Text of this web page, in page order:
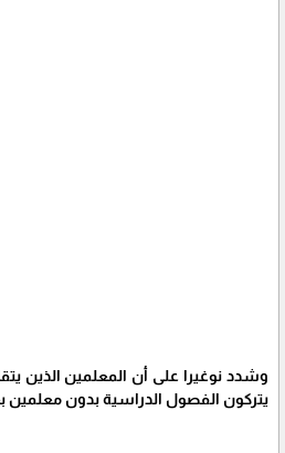
وشدد نوغيرا على أن المعلمين الذين
يتركون الفصول الدراسية بدون معلمين